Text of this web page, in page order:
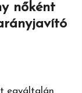
nőként
egyáltalán